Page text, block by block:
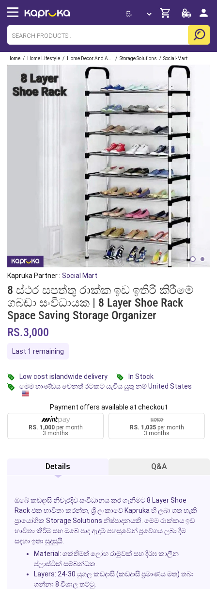
Home / Home Lifestyle / / Storage Solutions / Social-Mart
Kapruka Partner : Social Mart
8 ස්ථර සපත්තු රාක්ක ඉඩ ඉතිරි කිරීමේ
ගබඩා සංවිධායක | 8 Layer Shoe Rack
Space Saving Storage Organizer
RS.3,000
Last 1 remaining
Low cost islandwide delivery
In Stock
මෙම භාණ්ඩය වෙනත් රටකට යැවිය යුතු නම් United States
Payment offers available at checkout
RS. 1,000per month
3 months
RS. 1,035per month
3 months
Details Q&A
ඔබේ කඩදාසි නිවැරදිව සංවිධානය කර ගැනීමට 8 Layer Shoe
Rack එක භාවිතා කරන්න, ශ්‍රී ලංකාවේ Kapruka හි ලබා ගත හැකි
ප්‍රායෝගික Storage Solutions නිෂ්පාදනයකි. මෙම රාක්කය ඉඩ
භාවිතා කිරීම සහ ඔබේ පාද ඇඳුම් පහසුවෙන් ප්‍රවේශය ලබා දීම
සඳහා ඉතා සුදුසුයි.
Material: ශක්තිමත් ලෝහ රාමුවක් සහ දීර්ඝ කාලීන
ප්ලාස්ටික් සම්බන්ධක.
Layers: 24-30 යුගල කඩදාසි (කඩදාසි ප්‍රමාණය මත) තබා
ගන්නා 8 විශාල තට්ටු.